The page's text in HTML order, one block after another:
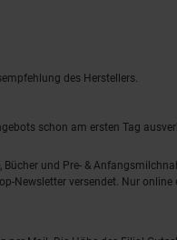
des Herstellers.
schon am ersten Tag
und Pre- &
Newsletter versendet. Nur